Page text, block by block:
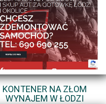
KONTENER NA ZŁOM
WYNAJEM W ŁODZI